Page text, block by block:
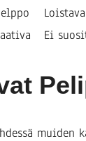
Loistava
Ei
muiden